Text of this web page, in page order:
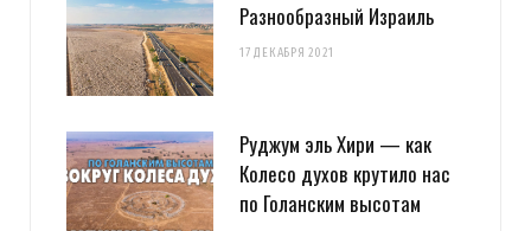
Разнообразный Израиль
17 ДЕКАБРЯ 2021
Руджум эль Хири — как
Колесо духов крутило нас
по Голанским высотам